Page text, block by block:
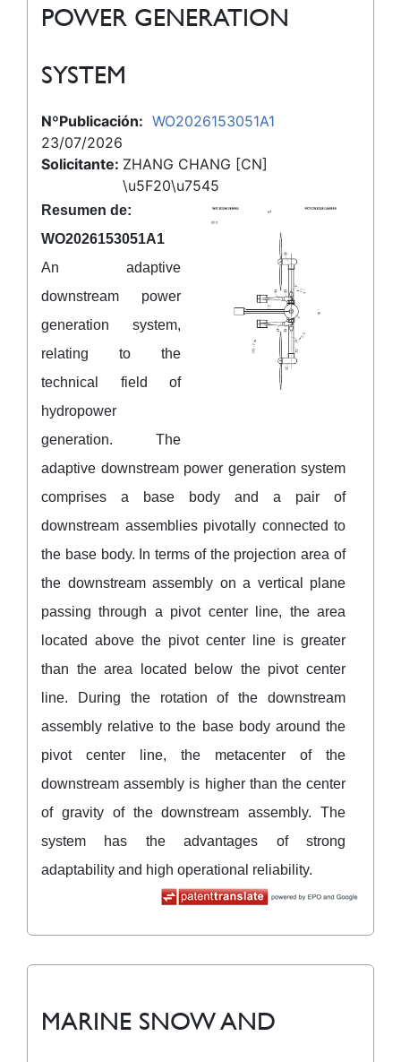
POWER GENERATION
SYSTEM
NºPublicación: WO2026153051A1
23/07/2026
Solicitante: ZHANG CHANG [CN]
\u5F20\u7545
Resumen de:
WO2026153051A1
An adaptive
downstream power
generation system,
relating to the
technical field of
hydropower
generation. The
adaptive downstream power generation system
comprises a base body and a pair of
downstream assemblies pivotally connected to
the base body. In terms of the projection area of
the downstream assembly on a vertical plane
passing through a pivot center line, the area
located above the pivot center line is greater
than the area located below the pivot center
line. During the rotation of the downstream
assembly relative to the base body around the
pivot center line, the metacenter of the
downstream assembly is higher than the center
of gravity of the downstream assembly. The
system has the advantages of strong
adaptability and high operational reliability.
MARINE SNOW AND